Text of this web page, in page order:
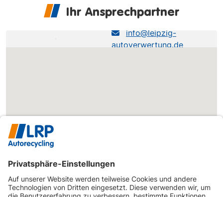
Ihr Ansprechpartner
LRP NL Brahestraße
info@leipzig-
autoverwertung.de